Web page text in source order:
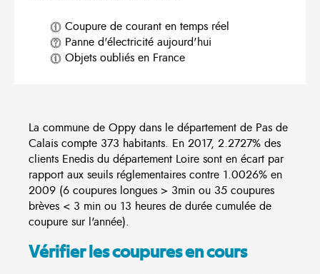
Coupure de courant en temps réel
Panne d'électricité aujourd'hui
Objets oubliés en France
La commune de Oppy dans le département de Pas de
Calais compte 373 habitants. En 2017, 2.2727% des
clients Enedis du département Loire sont en écart par
rapport aux seuils réglementaires contre 1.0026% en
2009 (6 coupures longues > 3min ou 35 coupures
brèves < 3 min ou 13 heures de durée cumulée de
coupure sur l'année).
Vérifier les coupures en cours